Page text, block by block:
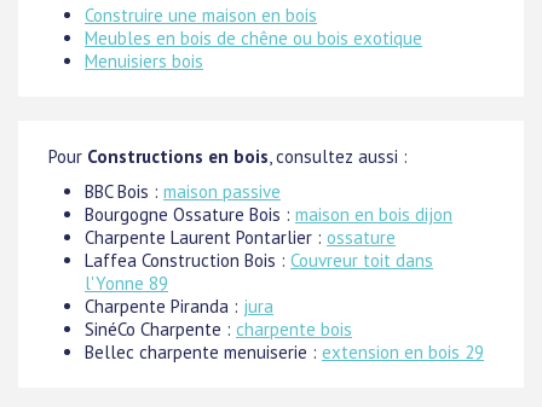
Construire une maison en bois
Meubles en bois de chêne ou bois exotique
Menuisiers bois
Pour Constructions en bois, consultez aussi :
BBC Bois : maison passive
Bourgogne Ossature Bois : maison en bois dijon
Charpente Laurent Pontarlier : ossature
Laffea Construction Bois : Couvreur toit dans
l'Yonne 89
Charpente Piranda : jura
SinéCo Charpente : charpente bois
Bellec charpente menuiserie : extension en bois 29